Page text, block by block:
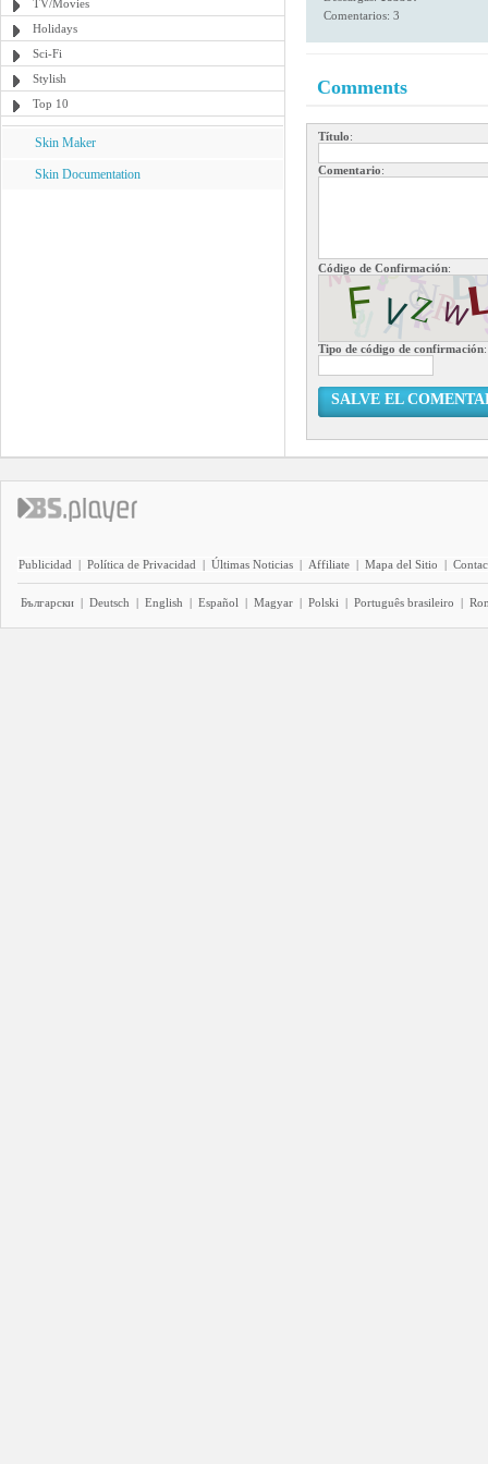
TV/Movies
Holidays
Sci-Fi
Stylish
Top 10
Skin Maker
Skin Documentation
Comentarios: 3
Comments
Título:
Comentario:
Código de Confirmación:
Tipo de código de confirmación:
SALVE EL
Publicidad | Política de Privacidad | Últimas Noticias | Affiliate | Mapa del Sitio |
Български | Deutsch | English | Español | Magyar | Polski | Português brasileiro |